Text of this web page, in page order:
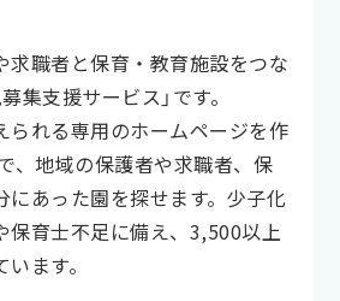
求職者と保育・教育施設をつな
集支援サービス」です。
られる専用のホームページを作
、地域の保護者や求職者、保
にあった園を探せます。少子化
保育士不足に備え、3,500以上
ます。